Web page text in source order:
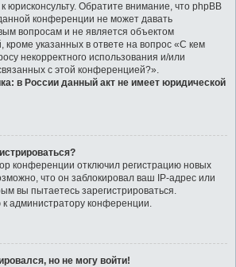
юрисконсульту. Обратите внимание, что phpBB
конференции не может давать
вопросам и не является объектом
указанных в ответе на вопрос «С кем
некорректного использования и/или
с этой конференцией?».
в России данный акт не имеет юридической
конференции отключил регистрацию новых
что он заблокировал ваш IP-адрес или
вы пытаетесь зарегистрироваться.
администратору конференции.
но не могу войти!